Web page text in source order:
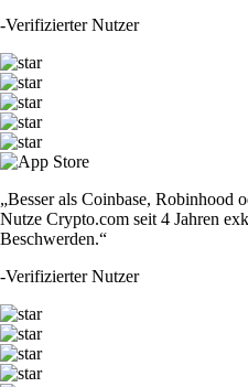
-Verifizierter Nutzer
„Besser als Coinbase, Robinhood
Nutze Crypto.com seit 4 Jahren
Beschwerden.“
-Verifizierter Nutzer